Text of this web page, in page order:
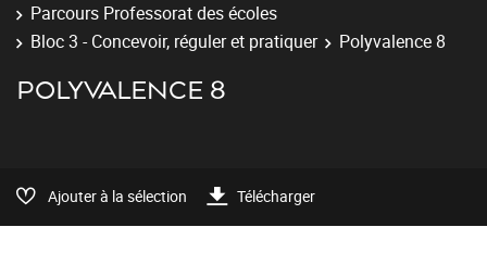
Parcours Professorat des écoles
Bloc 3 - Concevoir, réguler et pratiquer
Polyvalence 8
POLYVALENCE 8
Ajouter à la sélection Télécharger